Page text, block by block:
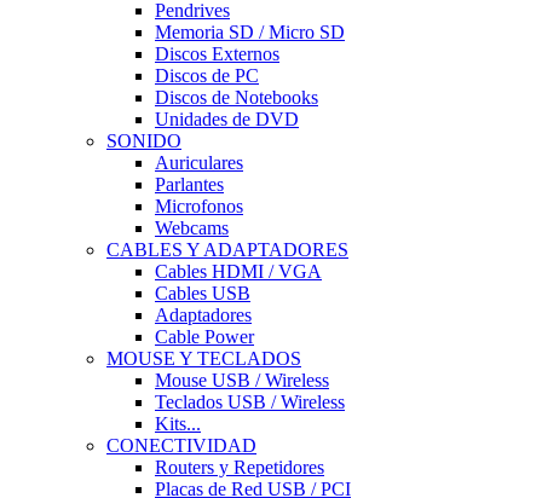
Pendrives
Memoria SD / Micro SD
Discos Externos
Discos de PC
Discos de Notebooks
Unidades de DVD
SONIDO
Auriculares
Parlantes
Microfonos
Webcams
CABLES Y ADAPTADORES
Cables HDMI / VGA
Cables USB
Adaptadores
Cable Power
MOUSE Y TECLADOS
Mouse USB / Wireless
Teclados USB / Wireless
Kits...
CONECTIVIDAD
Routers y Repetidores
Placas de Red USB / PCI